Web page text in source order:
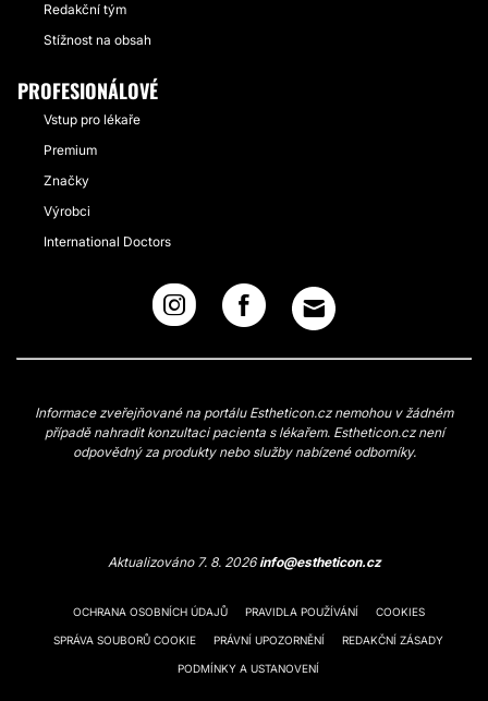
Redakční tým
Stížnost na obsah
PROFESIONÁLOVÉ
Vstup pro lékaře
Premium
Značky
Výrobci
International Doctors
Informace zveřejňované na portálu Estheticon.cz nemohou v žádném
případě nahradit konzultaci pacienta s lékařem. Estheticon.cz není
odpovědný za produkty nebo služby nabízené odborníky.
Aktualizováno 7. 8. 2026info@estheticon.cz
OCHRANA OSOBNÍCH ÚDAJŮ PRAVIDLA POUŽÍVÁNÍ COOKIES
SPRÁVA SOUBORŮ COOKIE PRÁVNÍ UPOZORNĚNÍ REDAKČNÍ ZÁSADY
PODMÍNKY A USTANOVENÍ